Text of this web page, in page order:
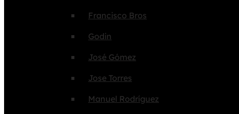
Francisco Bros
Godin
José Gómez
Jose Torres
Manuel Rodríguez